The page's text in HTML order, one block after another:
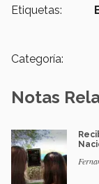
Etiquetas:
Categoría:
Notas